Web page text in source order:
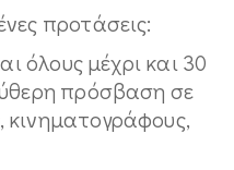
προτάσεις:
όλους μέχρι και 30
πρόσβαση σε
κινηματογράφους,